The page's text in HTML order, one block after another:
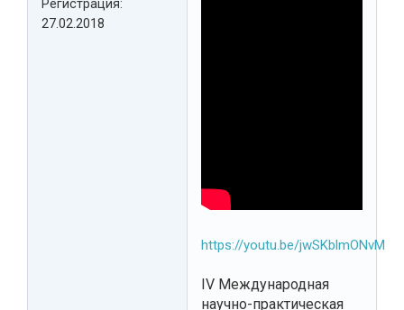
Регистрация:
27.02.2018
https://youtu.be/jwSKblmONvM
IV Международная
научно-практическая